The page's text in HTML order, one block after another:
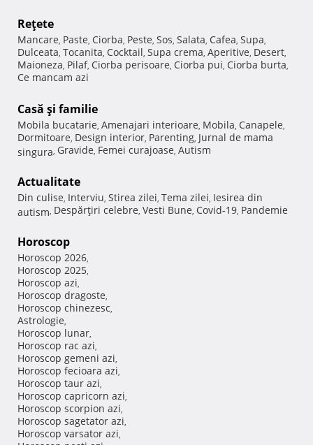
Reţete
Mancare, Paste, Ciorba, Peste, Sos, Salata, Cafea, Supa,
Dulceata, Tocanita, Cocktail, Supa crema, Aperitive, Desert,
Maioneza, Pilaf, Ciorba perisoare, Ciorba pui, Ciorba burta,
Ce mancam azi
Casă şi familie
Mobila bucatarie, Amenajari interioare, Mobila, Canapele,
Dormitoare, Design interior, Parenting, Jurnal de mama
singura, Gravide, Femei curajoase, Autism
Actualitate
Din culise, Interviu, Stirea zilei, Tema zilei, Iesirea din
autism, Despărţiri celebre, Vesti Bune, Covid-19, Pandemie
Horoscop
Horoscop 2026,
Horoscop 2025,
Horoscop azi,
Horoscop dragoste,
Horoscop chinezesc,
Astrologie,
Horoscop lunar,
Horoscop rac azi,
Horoscop gemeni azi,
Horoscop fecioara azi,
Horoscop taur azi,
Horoscop capricorn azi,
Horoscop scorpion azi,
Horoscop sagetator azi,
Horoscop varsator azi,